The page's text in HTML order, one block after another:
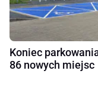
Koniec
86 nowych miejsc